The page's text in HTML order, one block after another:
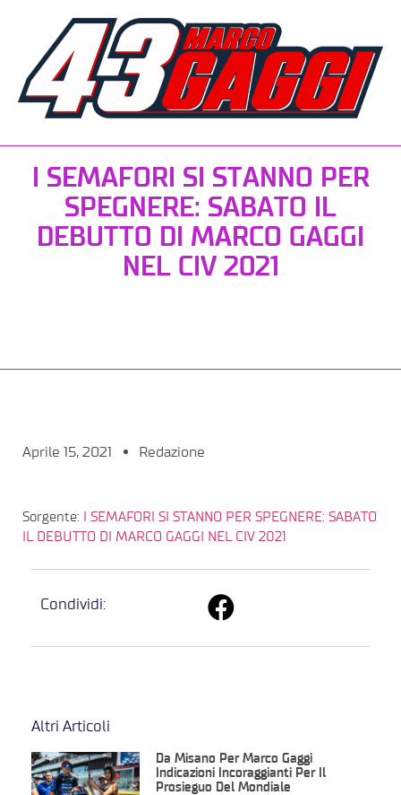
I SEMAFORI SI STANNO PER
SPEGNERE: SABATO IL
DEBUTTO DI MARCO GAGGI
NEL CIV 2021
Aprile 15, 2021 Redazione
Sorgente:
I SEMAFORI SI STANNO PER SPEGNERE: SABATO
IL DEBUTTO DI MARCO GAGGI NEL CIV 2021
Condividi:
Altri Articoli
Da Misano Per Marco Gaggi
Indicazioni Incoraggianti Per Il
Prosieguo Del Mondiale